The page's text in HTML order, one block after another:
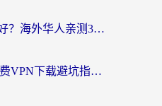
斧牛和ChickCN哪个好？海外华人亲测3款回国加速器+免费试用攻略
海外党必看：中国免费VPN下载避坑指南 + 无缝访问国内资源的终极方案